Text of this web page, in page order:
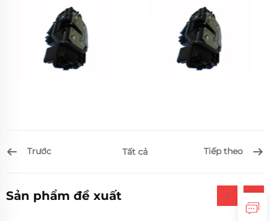
Trước Tất cả Tiếp theo
Sản phẩm đề xuất